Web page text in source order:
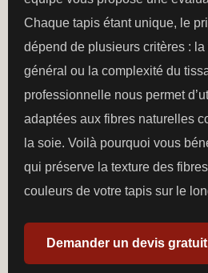
Chaque tapis étant unique, le
dépend de plusieurs critères : la
général ou la complexité du
professionnelle nous permet
adaptées aux fibres naturelles
la soie. Voilà pourquoi vous
qui préserve la texture des
couleurs de votre tapis sur le
Demander un devis